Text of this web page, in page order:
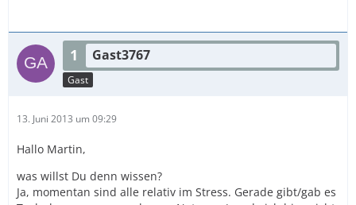
1 Gast3767
Gast
13. Juni 2013 um 09:29
Hallo Martin,
was willst Du denn wissen?
Ja, momentan sind alle relativ im Stress. Gerade gibt/gab es